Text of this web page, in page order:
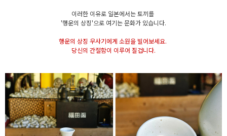
이러한 이유로 일본에서는 토끼를
'행운의 상징'으로 여기는 문화가 있습니다.
행운의 상징 우사기에게 소원을 빌어보세요.
당신의 간절함이 이루어 질겁니다.